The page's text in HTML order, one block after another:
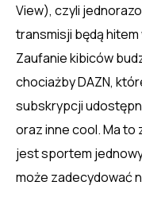
View), czyli
transmisji będą
Zaufanie kibiców
chociażby DAZN,
subskrypcji
oraz inne cool. Ma to
jest sportem
może zadecydować